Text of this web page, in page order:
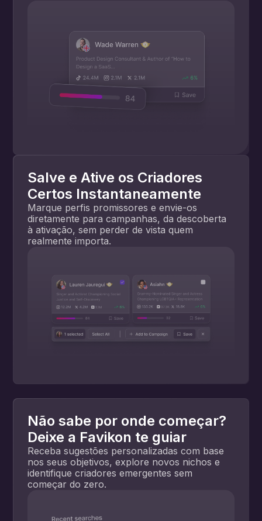
Salve e Ative os Criadores
Certos Instantaneamente
Marque perfis promissores e envie-os
diretamente para campanhas, da descoberta
à ativação, sem perder de vista quem
realmente importa.
Não sabe por onde começar?
Deixe a Favikon te guiar
Receba sugestões personalizadas com base
nos seus objetivos, explore novos nichos e
identifique criadores emergentes sem
começar do zero.